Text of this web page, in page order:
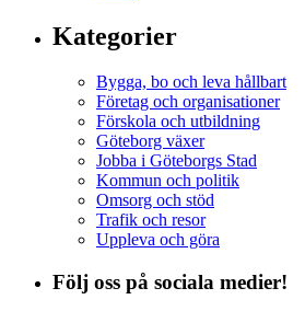
Kategorier
Bygga, bo och leva hållbart
Företag och organisationer
Förskola och utbildning
Göteborg växer
Jobba i Göteborgs Stad
Kommun och politik
Omsorg och stöd
Trafik och resor
Uppleva och göra
Följ oss på sociala medier!